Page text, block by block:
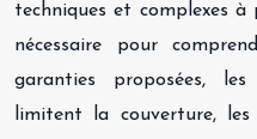
techniques et complexes à
nécessaire pour
garanties proposées,
limitent la couverture,